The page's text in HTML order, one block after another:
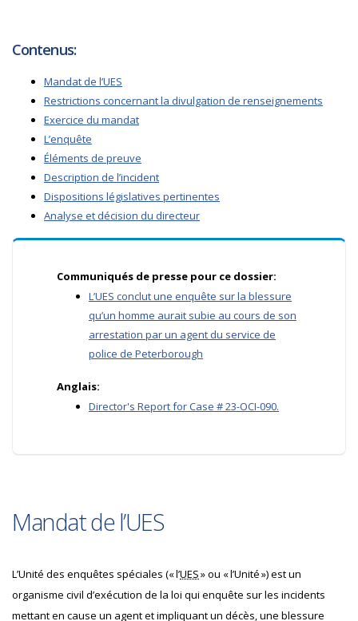
Contenus:
Mandat de l’UES
Restrictions concernant la divulgation de renseignements
Exercice du mandat
L’enquête
Éléments de preuve
Description de l’incident
Dispositions législatives pertinentes
Analyse et décision du directeur
Communiqués de presse pour ce dossier:
L’UES conclut une enquête sur la blessure
qu’un homme aurait subie au cours de son
arrestation par un agent du service de
police de Peterborough
Anglais:
Director's Report for Case # 23-OCI-090.
Mandat de l’UES
L’Unité des enquêtes spéciales (« l’UES» ou « l’Unité ») est un
organisme civil d’exécution de la loi qui enquête sur les incidents
mettant en cause un agent et impliquant un décès, une blessure